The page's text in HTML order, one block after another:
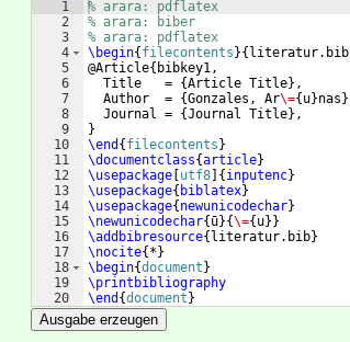
1
2
3
4
5
6
7
8
9
10
11
12
13
14
15
16
17
18
19
20
% arara: pdflatex
% arara: biber
% arara: pdflatex
\begin{ filecontents }{ literatur.bib
@Article{ bibkey1,
  Title   =
{Article Title} ,
  Author  =
{Gonzales, Ar\={ u}nas }
  Journal =
{Journal Title} ,
}
\end { filecontents }
\documentclass{article}
\usepackage utf8 { inputenc}
\usepackage{ biblatex}
\usepackage{ newunicodechar}
\newunicodechar{ ū}{\={ u}}
\addbibresource{ literatur.bib}
\nocite{ * }
\begin{document }
\printbibliography
\end {document }
Ausgabe erzeugen